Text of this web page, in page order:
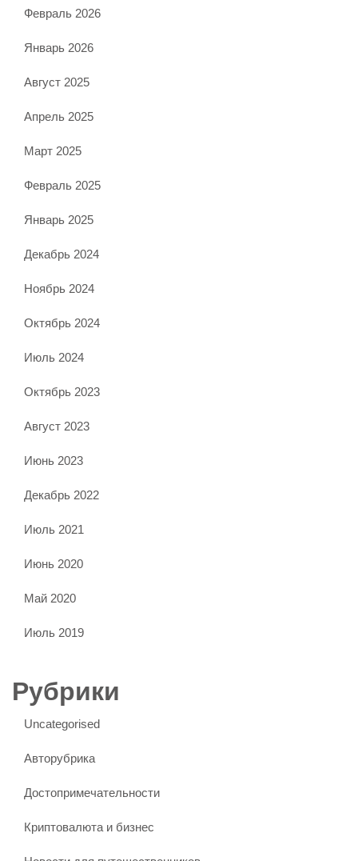
Февраль 2026
Январь 2026
Август 2025
Апрель 2025
Март 2025
Февраль 2025
Январь 2025
Декабрь 2024
Ноябрь 2024
Октябрь 2024
Июль 2024
Октябрь 2023
Август 2023
Июнь 2023
Декабрь 2022
Июль 2021
Июнь 2020
Май 2020
Июль 2019
Рубрики
Uncategorised
Авторубрика
Достопримечательности
Криптовалюта и бизнес